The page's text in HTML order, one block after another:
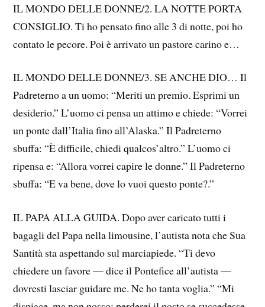
IL MONDO DELLE DONNE/2. LA NOTTE PORTA
CONSIGLIO. Ti ho pensato fino alle 3 di notte, poi ho
contato le pecore. Poi è arrivato un pastore carino e…
IL MONDO DELLE DONNE/3. SE ANCHE DIO… Il
Padreterno a un uomo: “Meriti un premio. Esprimi un
desiderio.” L’uomo ci pensa un attimo e chiede: “Vorrei
un ponte dall’Italia fino all’Alaska.” Il Padreterno
sbuffa: “È difficile, chiedi qualcos’altro.” L’uomo ci
ripensa e: “Allora vorrei capire le donne.” Il Padreterno
sbuffa: “E va bene, dove lo vuoi questo ponte?.”
IL PAPA ALLA GUIDA. Dopo aver caricato tutti i
bagagli del Papa nella limousine, l’autista nota che Sua
Santità sta aspettando sul marciapiede. “Ti devo
chiedere un favore — dice il Pontefice all’autista —
dovresti lasciar guidare me. Ne ho tanta voglia.” “Mi